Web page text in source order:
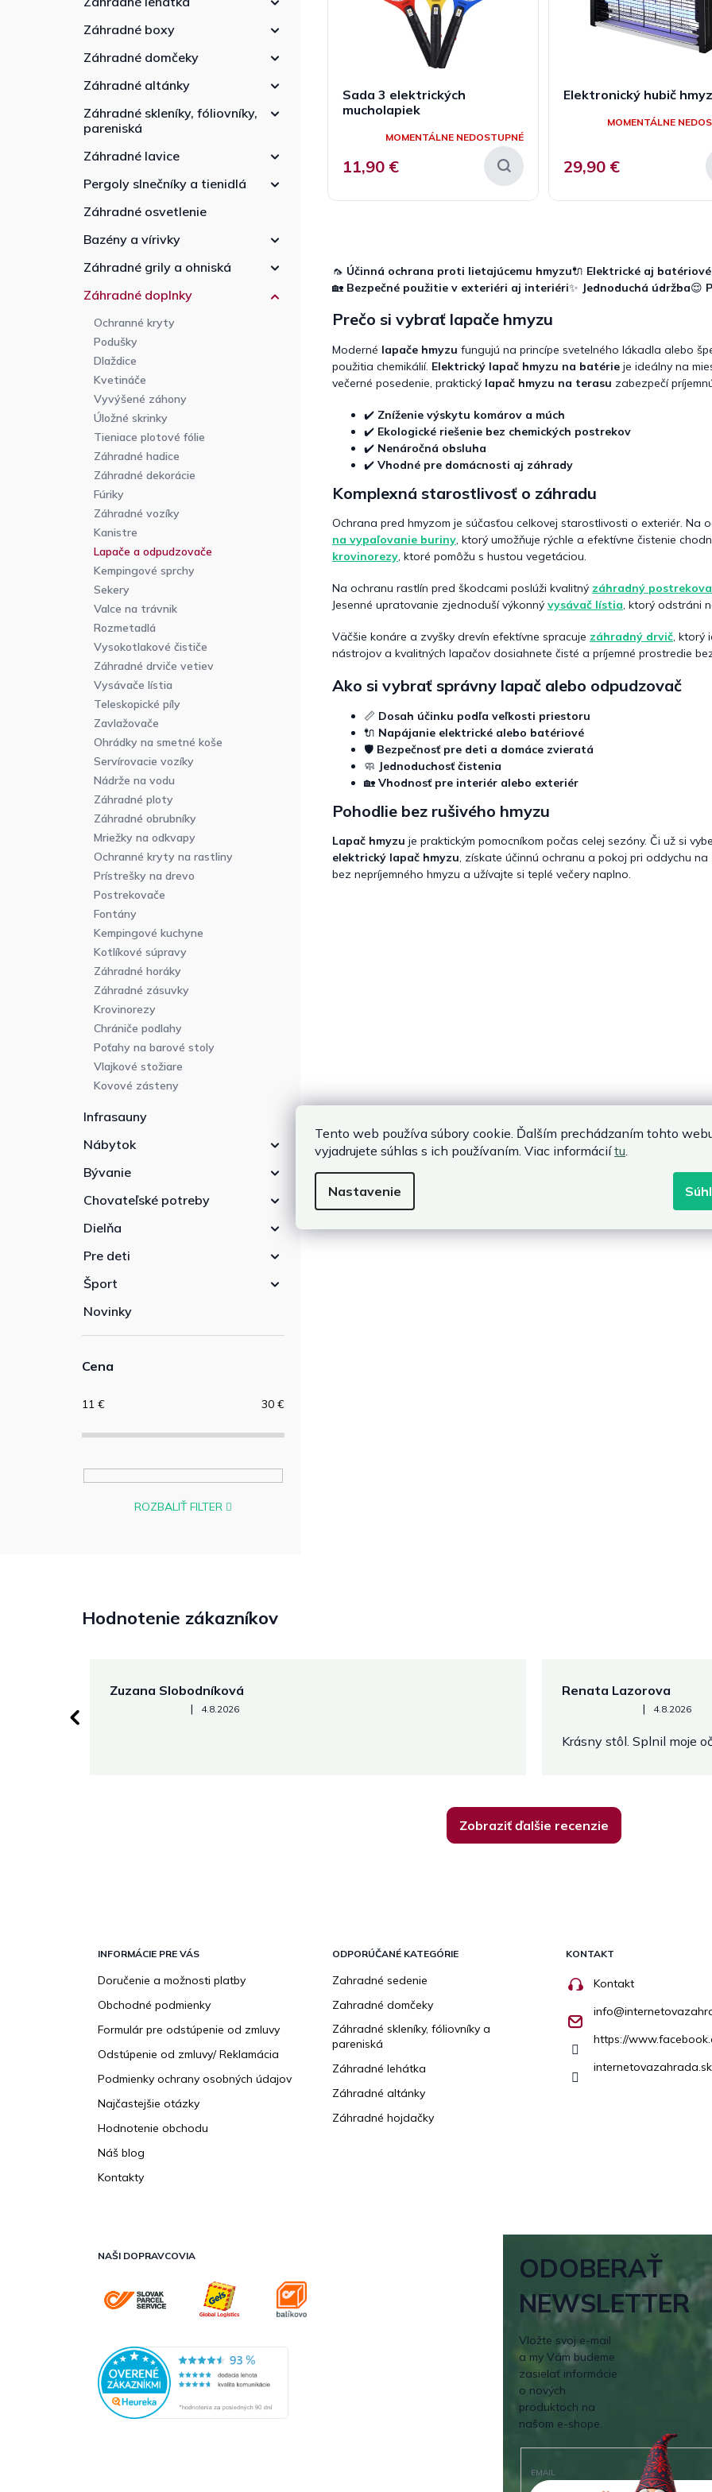
Tento web používa súbory cookie. Ďalším prechádzaním tohto
vyjadrujete súhlas s ich používaním. Viac informáciítu
Nastavenie
Záhradné boxy
Záhradné domčeky
Záhradné altánky
Záhradné skleníky, fóliovníky,
pareniská
Záhradné lavice
Pergoly slnečníky a tienidlá
Záhradné osvetlenie
Bazény a vírivky
Záhradné grily a ohniská
Záhradné doplnky
Ochranné kryty
Podušky
Dlaždice
Kvetináče
Vyvýšené záhony
Úložné skrinky
Tieniace plotové fólie
Záhradné hadice
Záhradné dekorácie
Fúriky
Záhradné vozíky
Kanistre
Lapače a odpudzovače
Kempingové sprchy
Sekery
Valce na trávnik
Rozmetadlá
Vysokotlakové čističe
Záhradné drviče vetiev
Vysávače lístia
Teleskopické píly
Zavlažovače
Ohrádky na smetné koše
Servírovacie vozíky
Nádrže na vodu
Záhradné ploty
Záhradné obrubníky
Mriežky na odkvapy
Ochranné kryty na rastliny
Prístrešky na drevo
Postrekovače
Fontány
Kempingové kuchyne
Kotlíkové súpravy
Záhradné horáky
Záhradné zásuvky
Krovinorezy
Chrániče podlahy
Poťahy na barové stoly
Vlajkové stožiare
Kovové zásteny
Infrasauny
Nábytok
Bývanie
Chovateľské potreby
Dielňa
Pre deti
Šport
Novinky
Cena
11 € 30 €
ROZBALIŤ FILTER
Sada 3 elektrických
mucholapiek
MOMENTÁLNE NEDOSTUPNÉ
11,90 €
Elektronický hubič
MOMENTÁLNE
29,90 €
á
d
e
p
r
u
🦟 Účinná ochrana proti lietajúcemu hmyzu🔌 Elektrické aj
🏡 Bezpečné použitie v exteriéri aj interiéri✨ Jednoduchá údržba😌
Prečo si vybrať lapače hmyzu
Moderné lapače hmyzu fungujú na princípe svetelného lákadla alebo
použitia chemikálií. Elektrický lapač hmyzu na batérie je ideálny na
večerné posedenie, praktický lapač hmyzu na terasu zabezpečí
✔️ Zníženie výskytu komárov a múch
✔️ Ekologické riešenie bez chemických postrekov
✔️ Nenáročná obsluha
✔️ Vhodné pre domácnosti aj záhrady
Komplexná starostlivosť o záhradu
Ochrana pred hmyzom je súčasťou celkovej starostlivosti o exteriér. Na
na vypaľovanie buriny, ktorý umožňuje rýchle a efektívne čistenie
krovinorezy, ktoré pomôžu s hustou vegetáciou.
Na ochranu rastlín pred škodcami poslúži kvalitný záhradný
Jesenné upratovanie zjednoduší výkonný vysávač lístia, ktorý odstráni
Väčšie konáre a zvyšky drevín efektívne spracuje záhradný drvič, ktorý
nástrojov a kvalitných lapačov dosiahnete čisté a príjemné prostredie
Ako si vybrať správny lapač alebo odpudzovač
📏 Dosah účinku podľa veľkosti priestoru
🔌 Napájanie elektrické alebo batériové
🛡️ Bezpečnosť pre deti a domáce zvieratá
🧼 Jednoduchosť čistenia
🏡 Vhodnosť pre interiér alebo exteriér
Pohodlie bez rušivého hmyzu
Lapač hmyzu je praktickým pomocníkom počas celej sezóny. Či už si
elektrický lapač hmyzu, získate účinnú ochranu a pokoj pri oddychu
bez nepríjemného hmyzu a užívajte si teplé večery naplno.
Hodnotenie zákazníkov
Zuzana Slobodníková
Hodnotenie obchodu je 5 z 5 hviezdičiek.
| 4.8.2026
Renata Lazorova
Hodnotenie obchodu je 5 z
| 4.8.2026
Krásny stôl. Splnil moje
Zobraziť ďalšie recenzie
INFORMÁCIE PRE VÁS
Doručenie a možnosti platby
Obchodné podmienky
Formulár pre odstúpenie od zmluvy
Odstúpenie od zmluvy/ Reklamácia
Podmienky ochrany osobných údajov
Najčastejšie otázky
Hodnotenie obchodu
Náš blog
Kontakty
ODPORÚČANÉ KATEGÓRIE
Zahradné sedenie
Zahradné domčeky
Záhradné skleníky, fóliovníky a
pareniská
Záhradné lehátka
Záhradné altánky
Záhradné hojdačky
KONTAKT
Kontakt
info@
https://
internetovazahrada.sk
NAŠI DOPRAVCOVIA
ODOBERAŤ
NEWSLETTER
Vložte svoj e-mail
a my Vám budeme
zasielať informácie
o nových
produktoch na
našom e-shope.
EMAIL